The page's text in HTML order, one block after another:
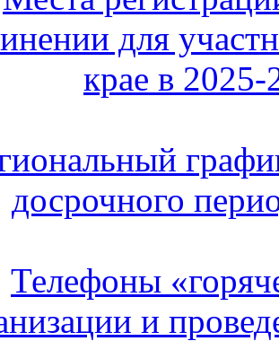
для
крае в
досрочного
Телефоны
и